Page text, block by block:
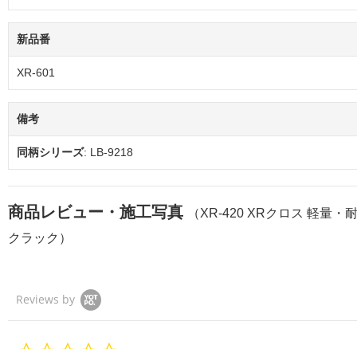
新品番
XR-601
備考
同柄シリーズ: LB-9218
商品レビュー・施工写真
（XR-420 XRクロス 軽量・耐
クラック）
Reviews by